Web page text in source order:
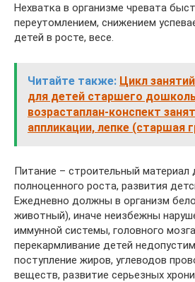
Нехватка в организме чревата
переутомлением, снижением
детей в росте, весе.
Читайте также: Цикл
для детей старшего
возрастаплан-конспект
аппликации, лепке (старшая
Питание – строительный материал
полноценного роста, развития
Ежедневно должны в организм
животный), иначе неизбежны
иммунной системы, головного
перекармливание детей
поступление жиров, углеводов
веществ, развитие серьезных